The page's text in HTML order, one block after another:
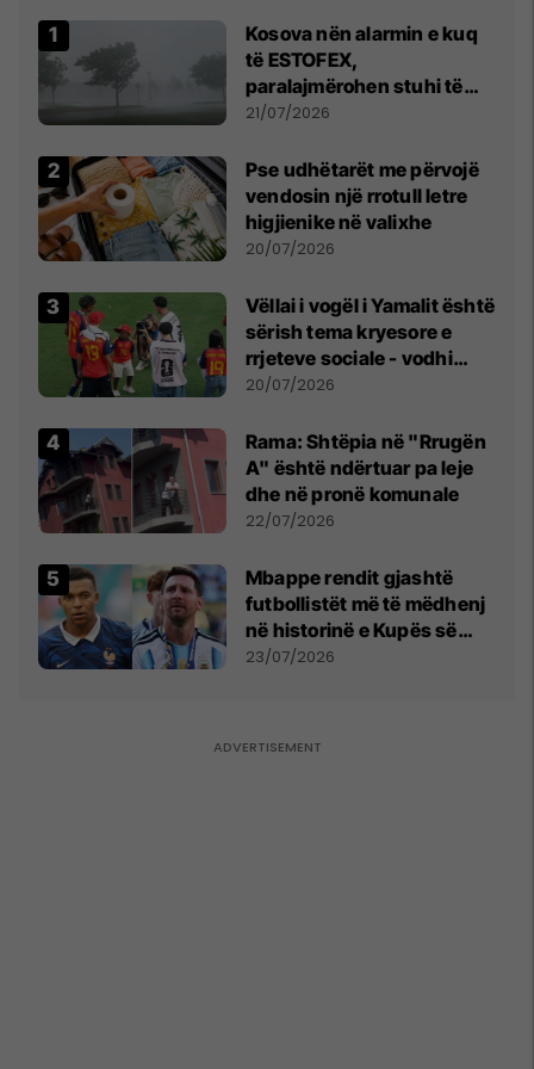
Kosova nën alarmin e kuq
të ESTOFEX,
paralajmërohen stuhi të
fuqishme me breshër dhe
21/07/2026
Pse udhëtarët me përvojë
vendosin një rrotull letre
higjienike në valixhe
20/07/2026
Vëllai i vogël i Yamalit është
sërish tema kryesore e
rrjeteve sociale - vodhi
vëmendjen pas finales së
20/07/2026
Rama: Shtëpia në "Rrugën
A" është ndërtuar pa leje
dhe në pronë komunale
22/07/2026
Mbappe rendit gjashtë
futbollistët më të mëdhenj
në historinë e Kupës së
Botës, Messi mbetet i dyti
23/07/2026